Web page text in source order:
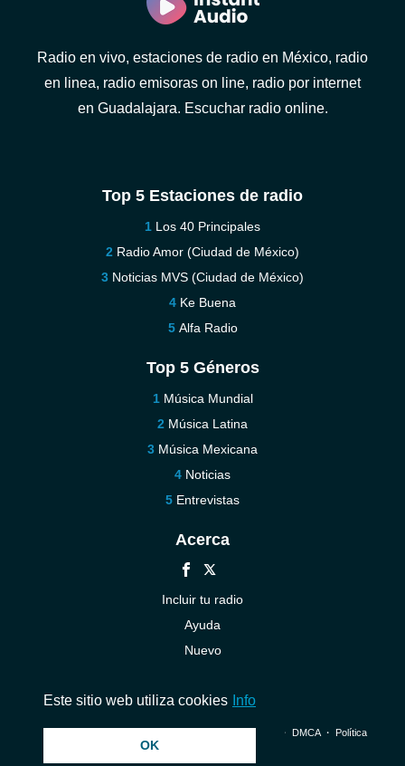
Radio en vivo, estaciones de radio en México, radio
en linea, radio emisoras on line, radio por internet
en Guadalajara. Escuchar radio online.
Top 5 Estaciones de radio
Los 40 Principales
Radio Amor (Ciudad de México)
Noticias MVS (Ciudad de México)
Ke Buena
Alfa Radio
Top 5 Géneros
Música Mundial
Música Latina
Música Mexicana
Noticias
Entrevistas
Acerca
Incluir tu radio
Ayuda
Nuevo
© 2026 InstantAudio. Reservados todos los derechos. ・ DMCA・ Política
Este sitio web utiliza cookies Info
OK